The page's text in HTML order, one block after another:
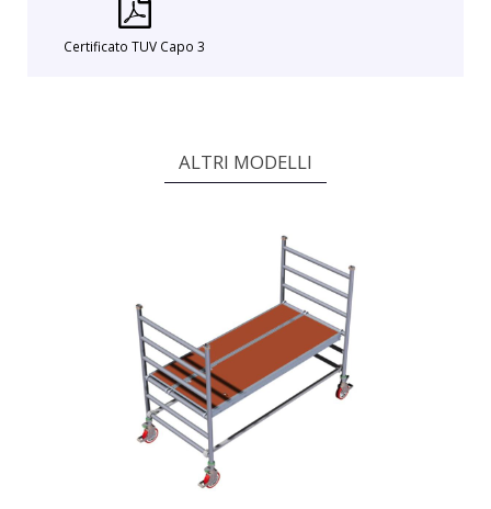
Certificato TUV Capo 3
ALTRI MODELLI